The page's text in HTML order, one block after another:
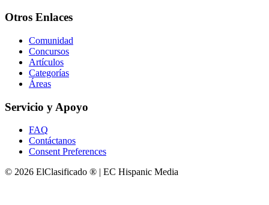
Otros Enlaces
Comunidad
Concursos
Artículos
Categorías
Áreas
Servicio y Apoyo
FAQ
Contáctanos
Consent Preferences
© 2026 ElClasificado ® | EC Hispanic Media